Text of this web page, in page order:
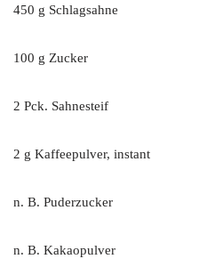
450 g Schlagsahne
100 g Zucker
2 Pck. Sahnesteif
2 g Kaffeepulver, instant
n. B. Puderzucker
n. B. Kakaopulver